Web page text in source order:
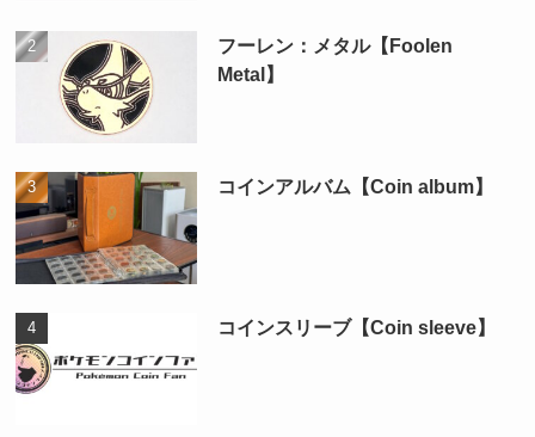
フーレン：メタル【Foolen
Metal】
コインアルバム【Coin album】
コインスリーブ【Coin sleeve】